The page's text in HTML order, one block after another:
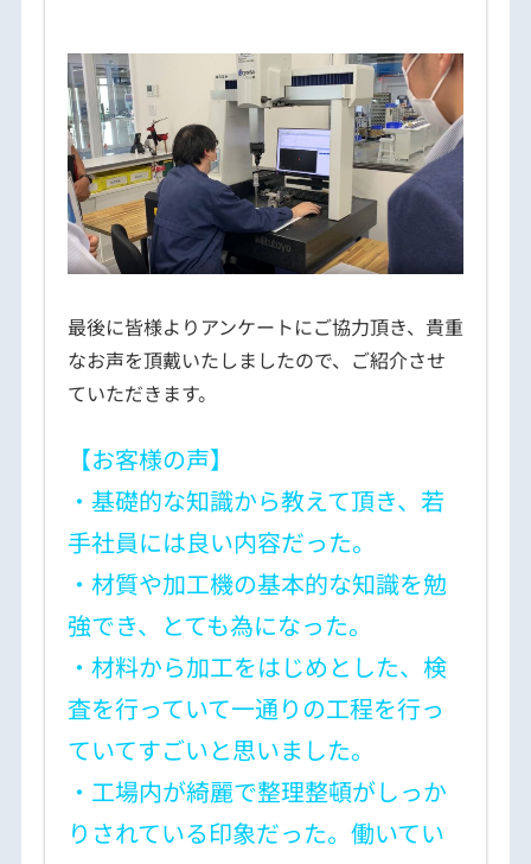
最後に皆様よりアンケートにご協力頂き、貴重
なお声を頂戴いたしましたので、ご紹介させ
ていただきます。
【お客様の声】
・基礎的な知識から教えて頂き、若
手社員には良い内容だった。
・材質や加工機の基本的な知識を勉
強でき、とても為になった。
・材料から加工をはじめとした、検
査を行っていて一通りの工程を行っ
ていてすごいと思いました。
・工場内が綺麗で整理整頓がしっか
りされている印象だった。働いてい